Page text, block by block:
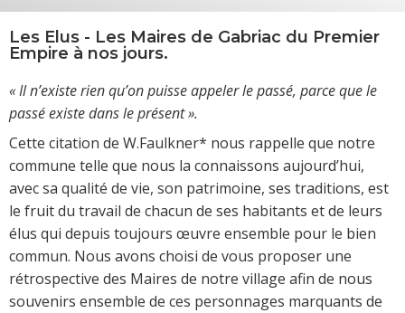
Les Elus - Les Maires de Gabriac du Premier
Empire à nos jours.
« Il n’existe rien qu’on puisse appeler le passé, parce que le
passé existe dans le présent ».
Cette citation de W.Faulkner* nous rappelle que notre
commune telle que nous la connaissons aujourd’hui,
avec sa qualité de vie, son patrimoine, ses traditions, est
le fruit du travail de chacun de ses habitants et de leurs
élus qui depuis toujours œuvre ensemble pour le bien
commun. Nous avons choisi de vous proposer une
rétrospective des Maires de notre village afin de nous
souvenirs ensemble de ces personnages marquants de